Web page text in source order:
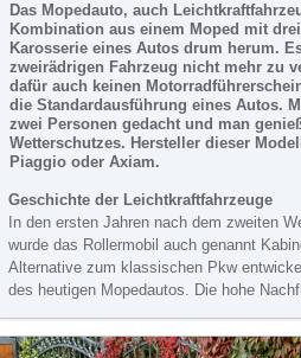
Das Mopedauto, auch
Kombination aus einem Moped mit
Karosserie eines Autos drum herum.
zweirädrigen Fahrzeug nicht mehr zu
dafür auch keinen
die Standardausführung eines Autos.
zwei Personen gedacht und man
Wetterschutzes. Hersteller dieser
Piaggio oder Axiam.
Geschichte der Leichtkraftfahrzeuge
In den ersten Jahren nach dem zweiten
wurde das Rollermobil auch genannt
Alternative zum klassischen Pkw
des heutigen Mopedautos. Die hohe